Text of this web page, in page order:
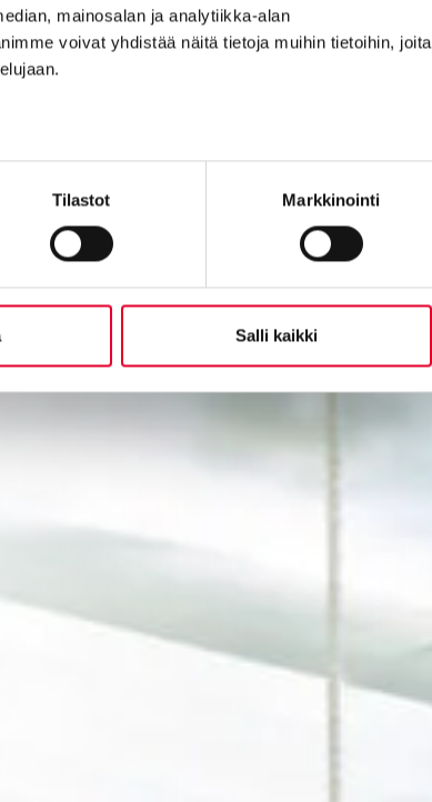
mainosalan ja analytiikka-alan
voivat yhdistää näitä tietoja muihin tietoihin, joita
Tilastot Markkinointi
Salli kaikki